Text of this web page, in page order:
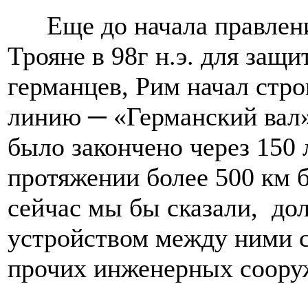
Еще до начала
Трояне в 98г н.э. для
германцев, Рим начал
линию ─ «Германский
было закончено через
протяжении более 500 км
сейчас мы бы сказали,
устройством между ними
прочих инженерных